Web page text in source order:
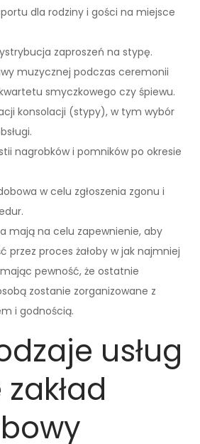
dla rodziny i gości na miejsce
zaproszeń na stypę.
muzycznej podczas ceremonii
smyczkowego czy śpiewu.
konsolacji (stypy), w tym wybór
nagrobków i pomników po okresie
w celu zgłoszenia zgonu i
mają na celu zapewnienie, aby
przez proces żałoby w jak najmniej
pewność, że ostatnie
zostanie zorganizowane z
i godnością.
usług